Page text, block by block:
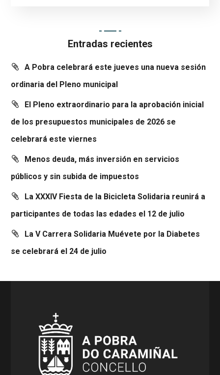
Entradas recientes
A Pobra celebrará este jueves una nueva sesión
ordinaria del Pleno municipal
El Pleno extraordinario para la aprobación inicial
de los presupuestos municipales de 2026 se
celebrará este viernes
Menos deuda, más inversión en servicios
públicos y sin subida de impuestos
La XXXIV Fiesta de la Bicicleta Solidaria reunirá a
participantes de todas las edades el 12 de julio
La V Carrera Solidaria Muévete por la Diabetes
se celebrará el 24 de julio